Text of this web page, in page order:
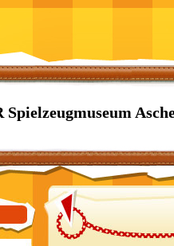
Spielzeugmuseum